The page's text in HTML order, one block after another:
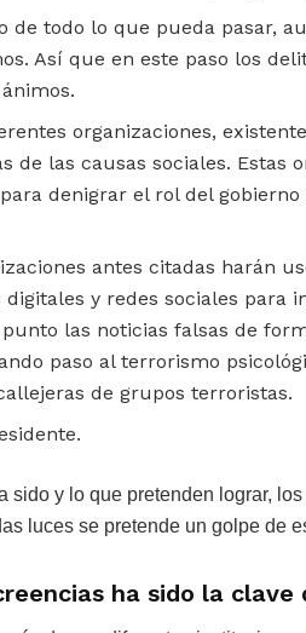
de todo lo que pueda pasar,
Así que en este paso los
organizaciones,
de las causas sociales. Estas
denigrar el rol del
antes citadas harán
y redes sociales para
las noticias falsas de
paso al terrorismo
de grupos terroristas.
sido y lo que pretenden lograr,
luces se pretende un golpe de
ha sido la